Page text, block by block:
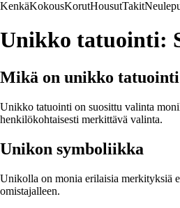
KenkäKokousKorutHousutTakit
Unikko tatuointi:
Mikä on unikko
Unikko tatuointi on suosittu valinta
henkilökohtaisesti merkittävä valinta.
Unikon symboliikka
Unikolla on monia erilaisia merkityksiä
omistajalleen.